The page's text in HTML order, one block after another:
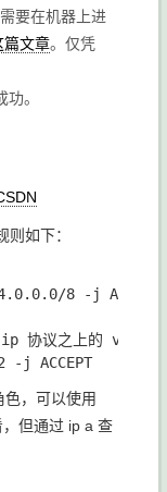
要在机器上进
篇文章。仅凭
。
则如下：
8 -j ACCEPT
协议之上的 vrrp 协
色，可以使用
但通过 ip a 查